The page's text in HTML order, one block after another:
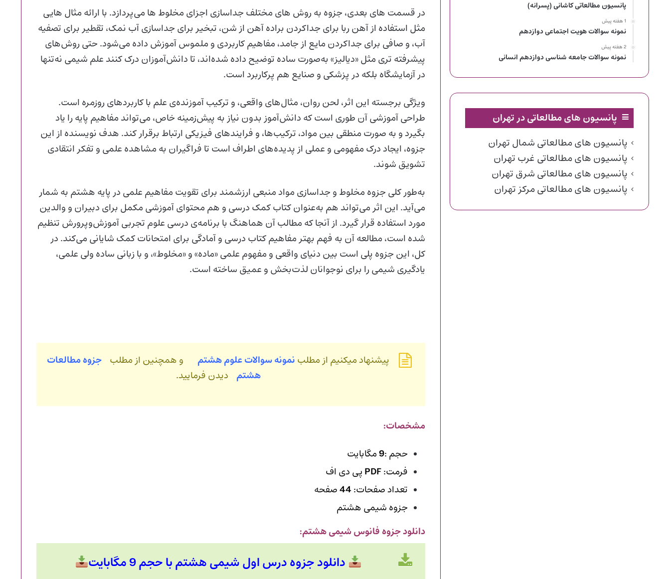
در قسمت های بعدی، جزوه به روش‌ های مختلف جداسازی اجزای مخلوط‌ ها می‌پردازد. با ارائه‌ مثال‌ هایی
مثل استفاده از آهن‌ ربا برای جداکردن براده‌ آهن از شن، تبخیر برای جداسازی آب‌ نمک، تقطیر برای تصفیه‌
آب، و صافی برای جداکردن مایع از جامد، مفاهیم کاربردی و ملموس آموزش داده می‌شود. حتی روش‌های
پیشرفته‌ تری مثل «دیالیز» به‌صورت ساده توضیح داده شده‌اند، تا دانش‌آموزان درک کنند علم شیمی نه‌تنها
در آزمایشگاه بلکه در پزشکی و صنایع هم پرکاربرد است.
ویژگی برجسته‌ این اثر، لحن روان، مثال‌های واقعی، و ترکیب آموزنده‌ی علم با کاربردهای روزمره است.
طراحی آموزشی آن طوری است که دانش‌آموز بدون نیاز به پیش‌زمینه‌ خاص، می‌تواند مفاهیم پایه را یاد
بگیرد و به صورت منطقی بین مواد، ترکیب‌ها، و فرایندهای فیزیکی ارتباط برقرار کند. هدف نویسنده از این
جزوه، ایجاد درک مفهومی و عملی از پدیده‌های اطراف است تا فراگیران به مشاهده‌ علمی و تفکر انتقادی
تشویق شوند.
به‌طور کلی جزوه مخلوط و جداسازی مواد منبعی ارزشمند برای تقویت مفاهیم علمی در پایه هشتم به‌ شمار
می‌آید. این اثر می‌تواند هم به‌عنوان کتاب کمک‌ درسی و هم محتوای آموزشی مکمل برای دبیران و والدین
مورد استفاده قرار گیرد. از آنجا که مطالب آن هماهنگ با برنامه‌ی درسی علوم تجربی آموزش‌و‌پرورش تنظیم
شده است، مطالعه‌ آن به فهم بهتر مفاهیم کتاب درسی و آمادگی برای امتحانات کمک شایانی می‌کند. در
کل، این جزوه پلی است بین دنیای واقعی و مفهوم علمی «ماده» و «مخلوط»، و با زبانی ساده ولی علمی،
یادگیری شیمی را برای نوجوانان لذت‌بخش و عمیق ساخته است.
پیشنهاد میکنیم از مطلب نمونه سوالات علوم هشتم و همچنین از مطلب
جزوه مطالعات
هشتم دیدن فرمایید.
مشخصات:
حجم :9مگابایت
فرمت:PDF پی دی اف
تعداد صفحات:44صفحه
جزوه شیمی هشتم
دانلود جزوه فانوس شیمی هشتم:
دانلود جزوه درس اول شیمی هشتم با حجم 9 مگابایت
پانسیون مطالعاتی کاشانی (پسرانه)
1 هفته پیش
نمونه سوالات هویت اجتماعی دوازدهم
2 هفته پیش
نمونه سوالات جامعه شناسی دوازدهم انسانی
پانسیون های مطالعاتی در تهران
پانسیون های مطالعاتی شمال تهران
پانسیون های مطالعاتی غرب تهران
پانسیون های مطالعاتی شرق تهران
پانسیون های مطالعاتی مرکز تهران